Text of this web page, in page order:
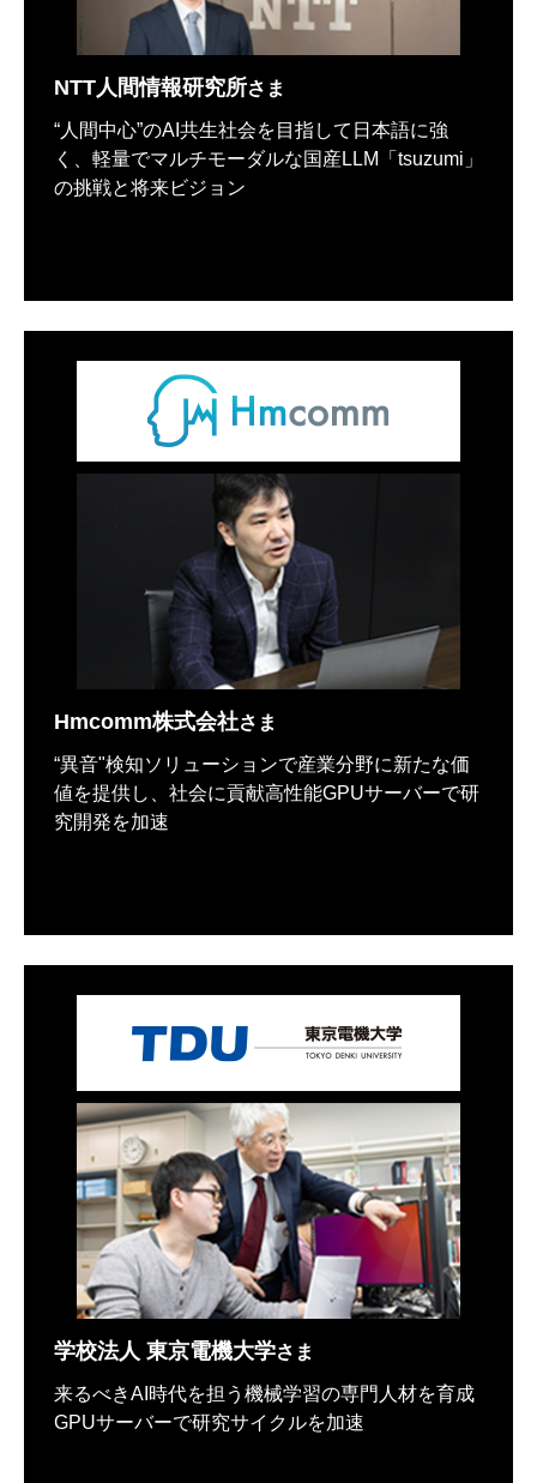
NTT人間情報研究所さま
“人間中心”のAI共生社会を目指して日本語に強
く、軽量でマルチモーダルな国産LLM「tsuzumi」
の挑戦と将来ビジョン
Hmcomm株式会社さま
“異音"検知ソリューションで産業分野に新たな価
値を提供し、社会に貢献高性能GPUサーバーで研
究開発を加速
学校法人 東京電機大学さま
来るべきAI時代を担う機械学習の専門人材を育成
GPUサーバーで研究サイクルを加速